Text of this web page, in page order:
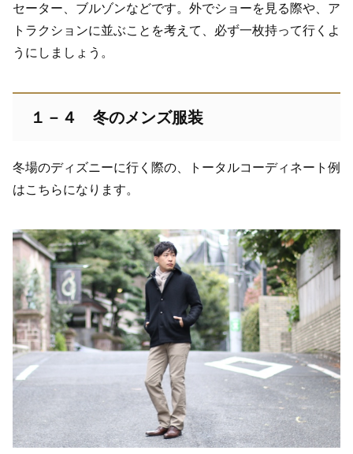
セーター、ブルゾンなどです。外でショーを見る際や、ア
トラクションに並ぶことを考えて、必ず一枚持って行くよ
うにしましょう。
１－４ 冬のメンズ服装
冬場のディズニーに行く際の、トータルコーディネート例
はこちらになります。